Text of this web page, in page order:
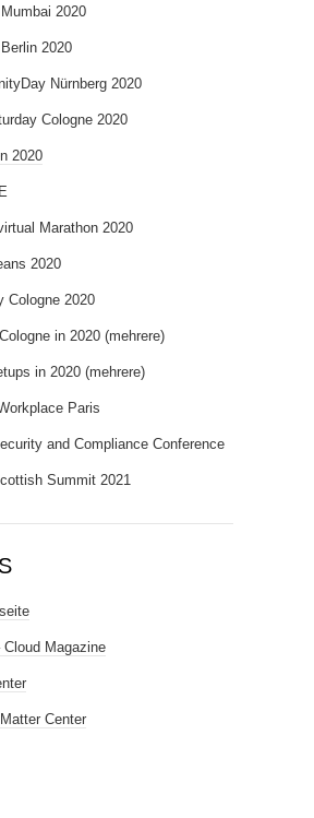
2020
2020
Nürnberg 2020
Cologne 2020
2020
Marathon 2020
2020
Cologne 2020
in 2020 (mehrere)
in 2020 (mehrere)
Paris
and Compliance Conference
Summit 2021
Magazine
Center